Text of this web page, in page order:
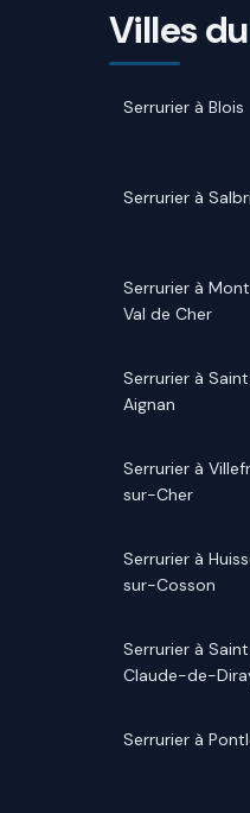
Villes
Serrurier à Blois
Serrurier à
Serrurier à
Val de Cher
Serrurier à
Aignan
Serrurier à
sur-Cher
Serrurier à
sur-Cosson
Serrurier à
Claude-de-
Serrurier à